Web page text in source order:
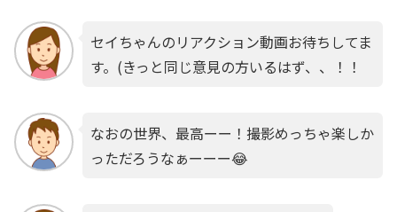
セイちゃんのリアクション動画お待ちしてま
す。(きっと同じ意見の方いるはず、、！！
なおの世界、最高ーー！撮影めっちゃ楽しか
っただろうなぁーーー😂